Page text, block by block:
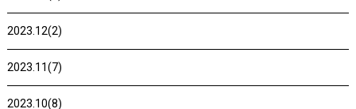
2023.12(2)
2023.11(7)
2023.10(8)